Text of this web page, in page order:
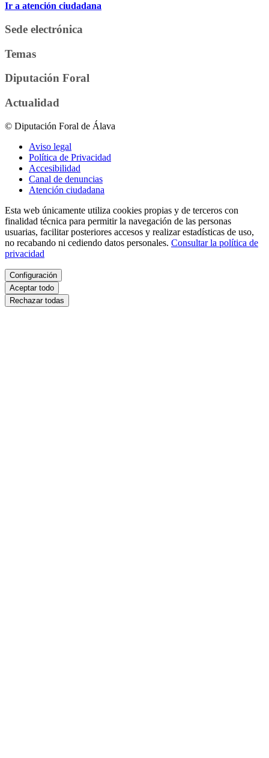
Ir a atención ciudadana
Sede electrónica
Temas
Diputación Foral
Actualidad
© Diputación Foral de Álava
Aviso legal
Política de Privacidad
Accesibilidad
Canal de denuncias
Atención ciudadana
Esta web únicamente utiliza cookies propias y de terceros con
finalidad técnica para permitir la navegación de las personas
usuarias, facilitar posteriores accesos y realizar estadísticas de uso,
no recabando ni cediendo datos personales. Consultar la política de
privacidad
Configuración
Aceptar todo
Rechazar todas